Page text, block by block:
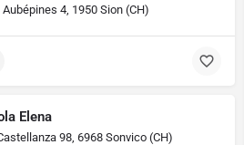
4, 1950 Sion (CH)
Elena
98, 6968 Sonvico (CH)